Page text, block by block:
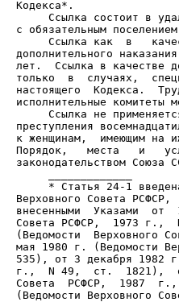
Ссылка состоит в
Ссылка как  в
дополнительного
лет.  Ссылка в качестве
только  в  случаях,
настоящего  Кодекса.
Ссылка не
преступления
к женщинам,  имеющим на
Порядок,   места   и
* Статья 24-1
Верховного Совета
внесенными  Указами  от
Совета РСФСР,  1973
(Ведомости  Верховного
мая 1980 г. (Ведомости
535), от 3 декабря 1982
г.,  N 49,  ст.  1821),  от
Совета  РСФСР,  1987
(Ведомости Верховного